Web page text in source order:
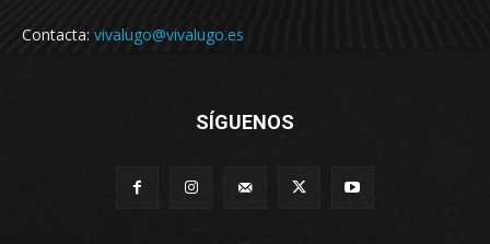
Contacta: vivalugo@vivalugo.es
SÍGUENOS